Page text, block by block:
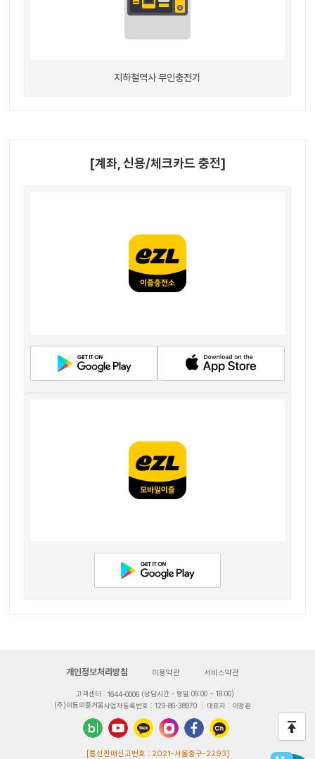
지하철역사 무인충전기
[계좌, 신용/체크카드 충전]
개인정보처리방침 이용약관 서비스약관
고객센터 : 1644-0006 (상담시간 - 평일 09:00 ~ 18:00)
(주)이동의즐거움사업자등록번호 : 129-86-38970 대표자 : 이정환
[통신판매신고번호 : 2021-서울중구-2293]